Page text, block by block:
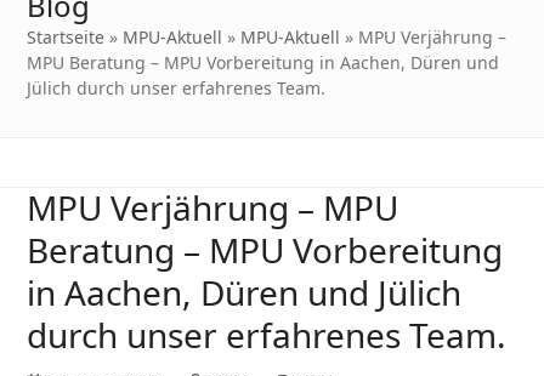
Startseite » MPU-Aktuell » MPU-Aktuell » MPU Verjährung –
MPU Beratung – MPU Vorbereitung in Aachen, Düren und
Jülich durch unser erfahrenes Team.
MPU Verjährung – MPU
Beratung – MPU Vorbereitung
in Aachen, Düren und Jülich
durch unser erfahrenes Team.